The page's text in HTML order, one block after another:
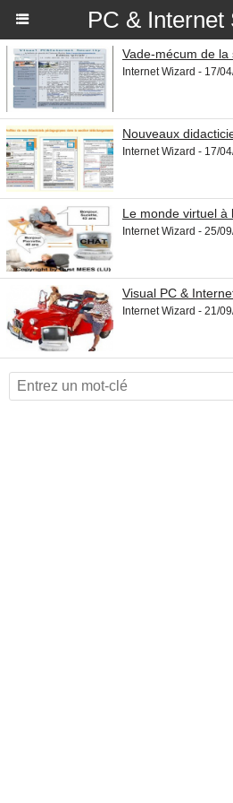
PC & Internet
Vade-mécum de
Internet Wizard - 17/
Nouveaux
Internet Wizard - 17/
Le monde virtuel à
Internet Wizard - 25/
Visual PC &
Internet Wizard - 21/